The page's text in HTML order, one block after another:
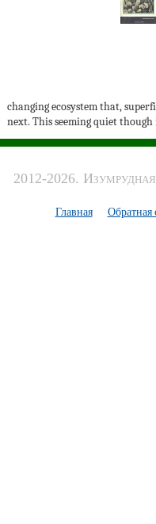
changing ecosystem that,
next. This seeming quiet though
2012-2026.
Главная Обратная